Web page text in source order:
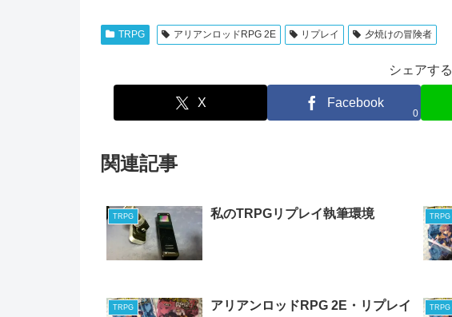
TRPG アリアンロッドRPG 2E リプレイ 夕焼けの冒険者
シェアする
X Facebook
0
関連記事
TRPG 私のTRPGリプレイ執筆環境 TRPG
TRPG
アリアンロッドRPG 2E・リプレイ
TRPG